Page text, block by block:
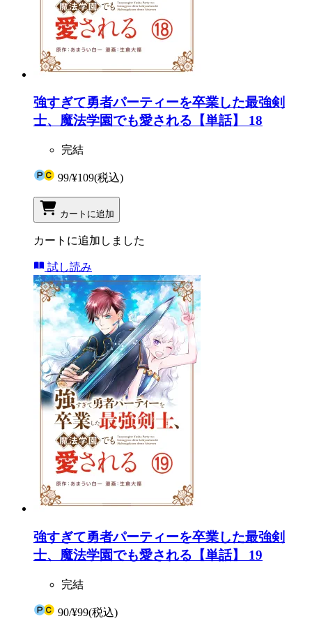
強すぎて勇者パーティーを卒業した最強剣
士、魔法学園でも愛される【単話】 18
完結
99/¥109(税込)
カートに追加
カートに追加しました
試し読み
強すぎて勇者パーティーを卒業した最強剣
士、魔法学園でも愛される【単話】 19
完結
90/¥99(税込)